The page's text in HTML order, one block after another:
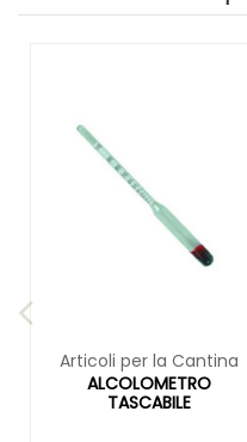
Articoli per la Cantina
ALCOLOMETRO
TASCABILE